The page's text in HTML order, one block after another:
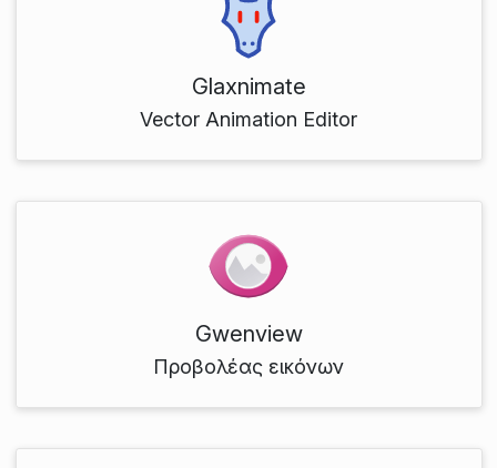
Glaxnimate
Vector Animation Editor
Gwenview
Προβολέας εικόνων